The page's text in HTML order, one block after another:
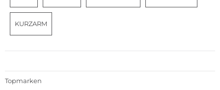
KURZARM
Topmarken